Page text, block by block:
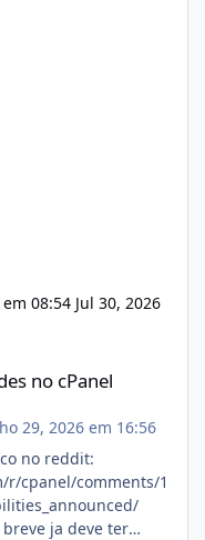
08:54 Jul 30, 2026
no cPanel
29, 2026 em 16:56
no reddit:
cpanel/comments/1
ja deve ter